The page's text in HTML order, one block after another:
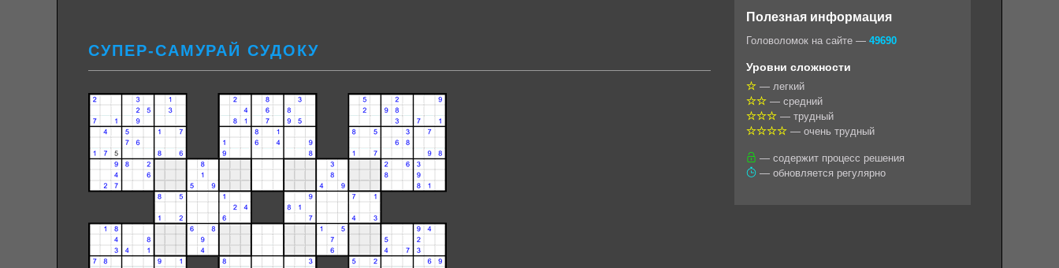
СУПЕР-САМУРАЙ СУДОКУ
o
k
a
s
s
n
i
e
g
t
l
Полезная информация
Головоломок на сайте — 49690
Уровни сложности
— легкий
— средний
— трудный
— очень трудный
— содержит процесс решения
— обновляется регулярно